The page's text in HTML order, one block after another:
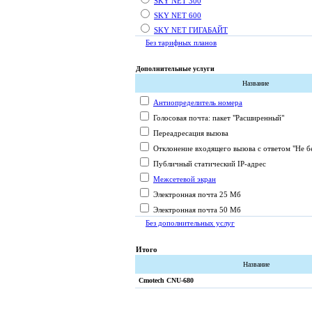
SKY NET 600
SKY NET ГИГАБАЙТ
Без тарифных планов
Дополнительные услуги
Название
Антиопределитель номера
Голосовая почта: пакет "Расширенный"
Переадресация вызова
Отклонение входящего вызова с ответом "Не
Публичный статический IP-адрес
Межсетевой экран
Электронная почта 25 Мб
Электронная почта 50 Мб
Без дополнительных услуг
Итого
Название
Cmotech CNU-680